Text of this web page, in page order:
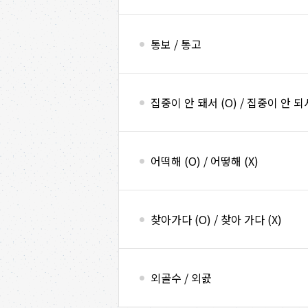
통보 / 통고
집중이 안 돼서 (O) / 집중이 안 되
어떡해 (O) / 어떻해 (X)
찾아가다 (O) / 찾아 가다 (X)
외골수 / 외곬